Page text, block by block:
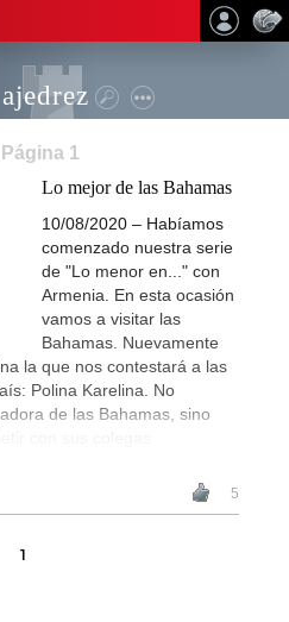
1
Lo mejor de las Bahamas
10/08/2020 – Habíamos
comenzado nuestra serie
de "Lo menor en..." con
Armenia. En esta ocasión
vamos a visitar las
Bahamas. Nuevamente
la que nos contestará a las
Polina Karelina. No
de las Bahamas, sino
con sus colegas
5
1